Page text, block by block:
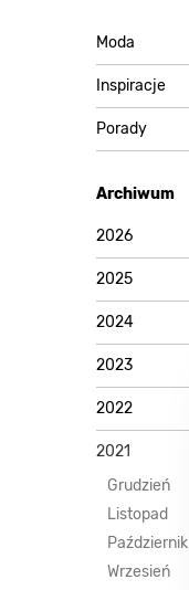
Moda
Inspiracje
Porady
Archiwum
2026
2025
2024
2023
2022
2021
Grudzień
Listopad
Październik
Wrzesień